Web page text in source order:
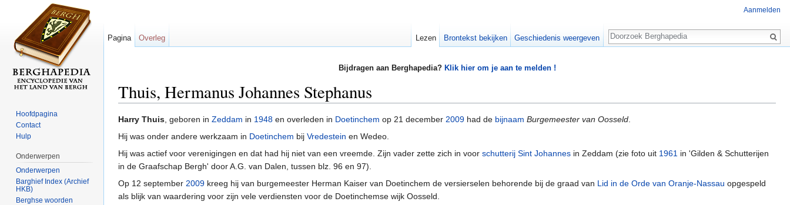
Bijdragen aan Berghapedia? Klik hier om je aan te melden !
Thuis, Hermanus Johannes Stephanus
Harry Thuis, geboren in Zeddam in 1948 en overleden in Doetinchem op 21 december 2009 had de bijnaam Burgemeester van Oosseld.
Hij was onder andere werkzaam in Doetinchem bij Vredestein en Wedeo.
Hij was actief voor verenigingen en dat had hij niet van een vreemde. Zijn vader zette zich in voor schutterij Sint Johannes in Zeddam (zie foto uit 1961 in 'Gilden & Schutterijen
in de Graafschap Bergh' door A.G. van Dalen, tussen blz. 96 en 97).
Op 12 september 2009 kreeg hij van burgemeester Herman Kaiser van Doetinchem de versierselen behorende bij de graad van Lid in de Orde van Oranje-Nassau opgespeld
als blijk van waardering voor zijn vele verdiensten voor de Doetinchemse wijk Oosseld.
Aanmelden
Pagina Overleg Lezen Brontekst bekijken Geschiedenis weergeven
Zoeken
Hoofdpagina
Contact
Hulp
Onderwerpen
Onderwerpen
Barghief Index (Archief
HKB)
Berghse woorden